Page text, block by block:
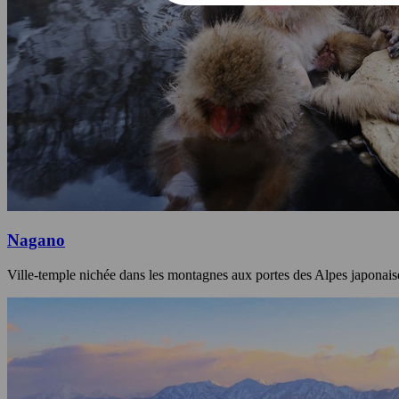
Nagano
Ville-temple nichée dans les montagnes aux portes des Alpes